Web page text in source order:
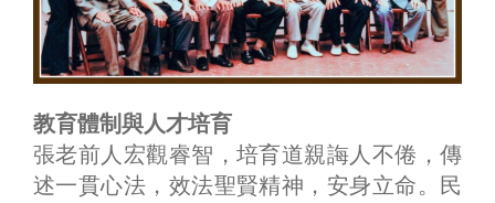
教育體制與人才培育
張老前人宏觀睿智，培育道親誨人不倦，傳
述一貫心法，效法聖賢精神，安身立命。民